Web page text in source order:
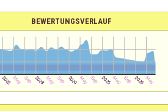
BEWERTUNGSVERLAUF